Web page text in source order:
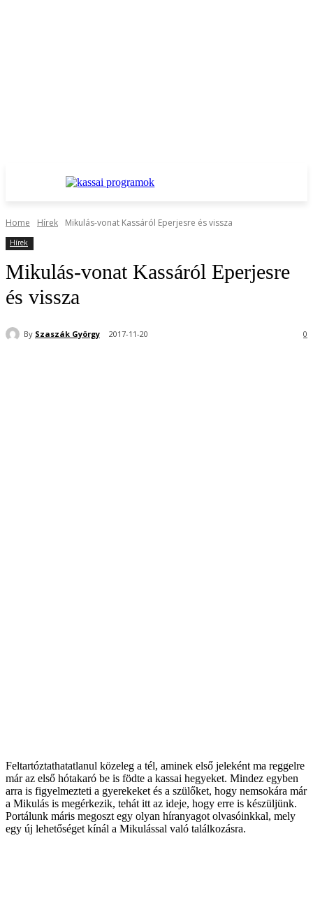
Home Hírek Mikulás-vonat Kassáról Eperjesre és vissza
Hírek
Mikulás-vonat Kassáról Eperjesre
és vissza
By Szaszák György 2017-11-20 0
Feltartóztathatatlanul közeleg a tél, aminek első jeleként ma reggelre
már az első hótakaró be is födte a kassai hegyeket. Mindez egyben
arra is figyelmezteti a gyerekeket és a szülőket, hogy nemsokára már
a Mikulás is megérkezik, tehát itt az ideje, hogy erre is készüljünk.
Portálunk máris megoszt egy olyan híranyagot olvasóinkkal, mely
egy új lehetőséget kínál a Mikulással való találkozásra.